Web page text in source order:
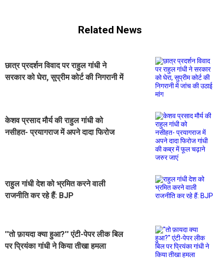
Related News
छात्र प्रदर्शन विवाद पर राहुल गांधी ने
सरकार को घेरा, सुप्रीम कोर्ट की निगरानी में
केशव प्रसाद मौर्य की राहुल गांधी को
नसीहत- प्रयागराज में अपने दादा फिरोज
राहुल गांधी देश को भ्रमित करने वाली
राजनीति कर रहे हैं: BJP
''तो फ़ायदा क्या हुआ?'' एंटी-पेपर लीक बिल
पर प्रियंका गांधी ने किया तीखा हमला